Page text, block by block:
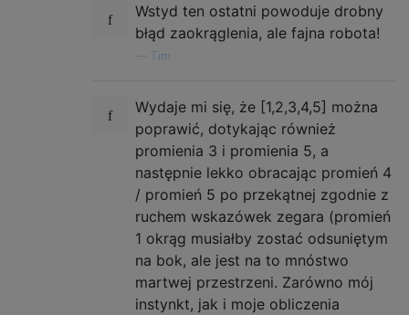
Wstyd ten ostatni powoduje drobny
błąd zaokrąglenia, ale fajna robota!
Tim
Wydaje mi się, że [1,2,3,4,5] można
poprawić, dotykając również
promienia 3 i promienia 5, a
następnie lekko obracając promień 4
/ promień 5 po przekątnej zgodnie z
ruchem wskazówek zegara (promień
1 okrąg musiałby zostać odsuniętym
na bok, ale jest na to mnóstwo
martwej przestrzeni. Zarówno mój
instynkt, jak i moje obliczenia